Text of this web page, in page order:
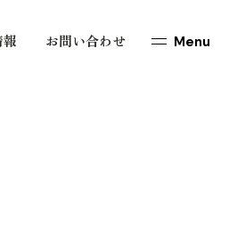
お問い合わせ